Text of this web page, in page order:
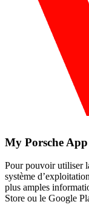
My Porsche App
Pour pouvoir utiliser
système
plus amples
Store ou le Google